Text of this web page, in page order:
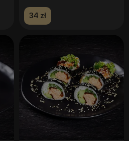
34 zł